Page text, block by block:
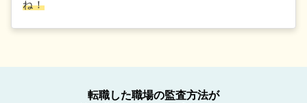
ね！
転職した職場の監査方法が